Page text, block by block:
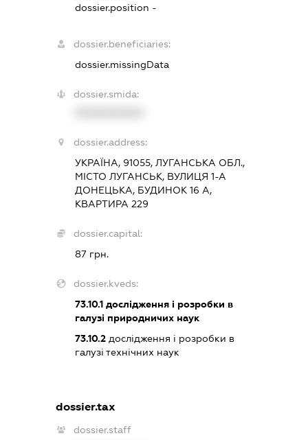
dossier.position -
dossier.beneficiaries:
dossier.missingData
dossier.smida:
dossier.address:
УКРАЇНА, 91055, ЛУГАНСЬКА ОБЛ.,
МІСТО ЛУГАНСЬК, ВУЛИЦЯ 1-А
ДОНЕЦЬКА, БУДИНОК 16 А,
КВАРТИРА 229
dossier.capital:
87 грн.
dossier.kveds:
73.10.1дослідження і розробки в
галузі природничих наук
73.10.2дослідження і розробки в
галузі технічних наук
dossier.tax
dossier.staff